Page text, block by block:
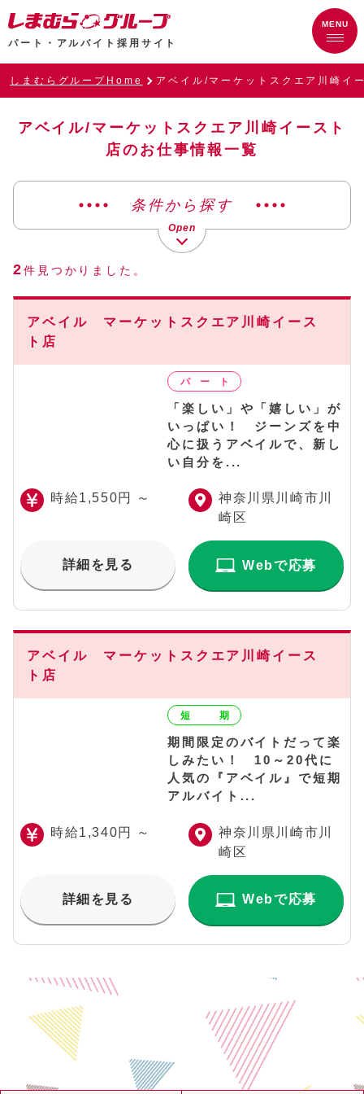
パート・アルバイト採用サイト
しまむらグループHome アベイル/マーケットスクエア川崎イ
アベイル/マーケットスクエア川崎イースト
店のお仕事情報一覧
条件から探す
2件見つかりました。
アベイル マーケットスクエア川崎イース
ト店
「楽しい」や「嬉しい」が
いっぱい！ ジーンズを中
心に扱うアベイルで、新し
い自分を...
時給1,550円 ～
神奈川県川崎市川
崎区
詳細を見る Webで応募
アベイル マーケットスクエア川崎イース
ト店
期間限定のバイトだって楽
しみたい！ 10～20代に
人気の『アベイル』で短期
アルバイト...
時給1,340円 ～
神奈川県川崎市川
崎区
詳細を見る Webで応募